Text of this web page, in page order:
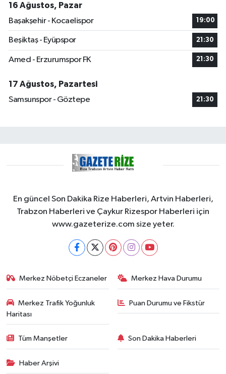
16 Ağustos, Pazar
Başakşehir - Kocaelispor
19:00
Beşiktaş - Eyüpspor 21:30
Amed - Erzurumspor FK 21:30
17 Ağustos, Pazartesi
Samsunspor - Göztepe
21:30
En güncel Son Dakika Rize Haberleri, Artvin Haberleri,
Trabzon Haberleri ve Çaykur Rizespor Haberleri için
www.gazeterize.com size yeter.
Merkez Nöbetçi Eczaneler Merkez Hava Durumu
Merkez Trafik Yoğunluk
Haritası
Puan Durumu ve Fikstür
Tüm Manşetler Son Dakika Haberleri
Haber Arşivi